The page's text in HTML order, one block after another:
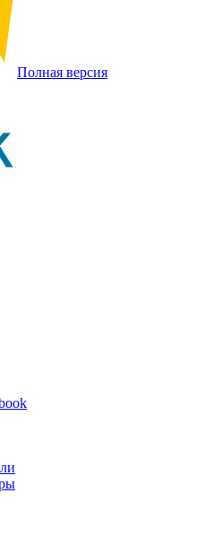
Полная версия